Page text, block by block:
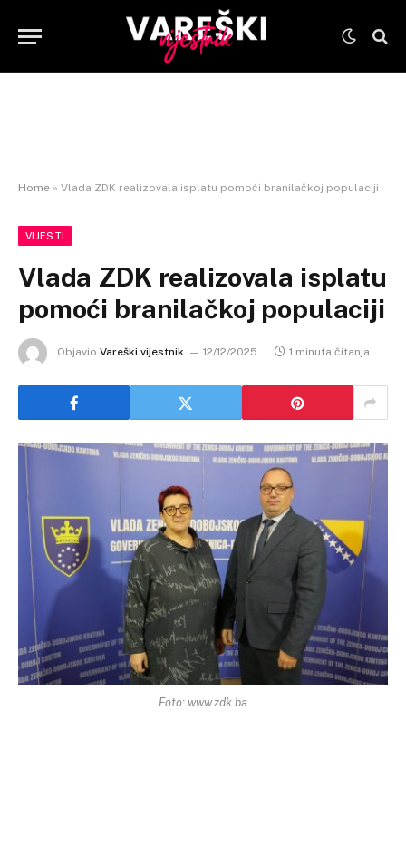
Home » Vlada ZDK realizovala isplatu pomoći branilačkoj populaciji
VIJESTI
Vlada ZDK realizovala isplatu
pomoći branilačkoj populaciji
Objavio Vareški vijestnik 12/12/2025 1 minuta čitanja
Foto: www.zdk.ba